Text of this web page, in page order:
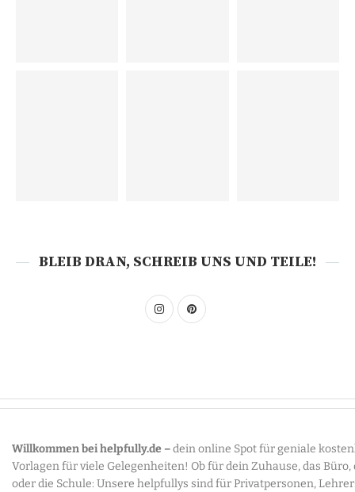
BLEIB DRAN, SCHREIB UNS UND TEILE!
Willkommen bei helpfully.de –dein online Spot für geniale
Vorlagen für viele Gelegenheiten! Ob für dein Zuhause, das Büro,
oder die Schule: Unsere helpfullys sind für Privatpersonen,